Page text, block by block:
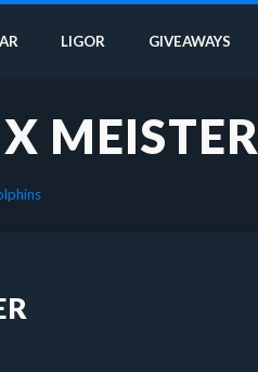
LIGOR GIVEAWAYS
MEISTER